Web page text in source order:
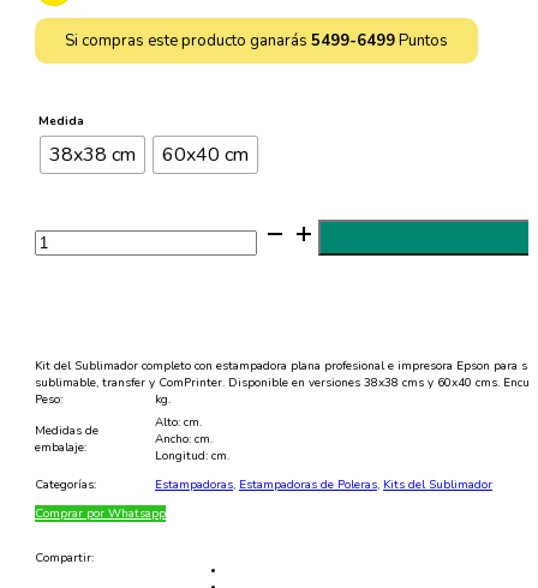
hasta
$649.999
Si compras este producto ganarás5499-6499Puntos
Medida
38x38 cm 60x40 cm
Kit
Sublimador
Plancha
Kit del Sublimador completo con estampadora plana profesional e impresora Epson para
sublimable, transfer y ComPrinter. Disponible en versiones 38x38 cms y 60x40 cms.
Peso:
kg.
Medidas de
embalaje:
Alto: cm.
Ancho: cm.
Longitud: cm.
Categorías:
Estampadoras, Estampadoras de Poleras, Kits del Sublimador
Comprar por Whatsapp
Compartir: